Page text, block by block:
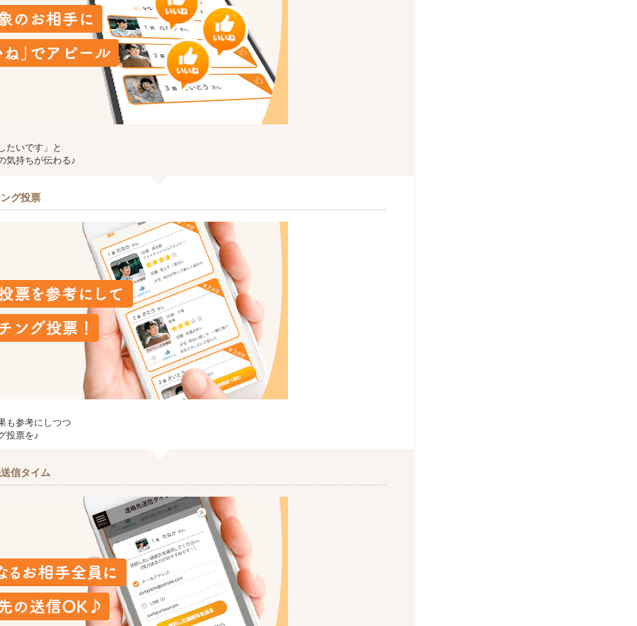
たいです」と
気持ちが伝わる♪
グ投票
も参考にしつつ
投票を♪
信タイム